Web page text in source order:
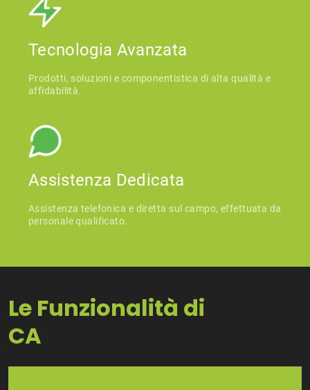
Tecnologia Avanzata
Prodotti, soluzioni e componentistica di alta qualità e
affidabilità.
Assistenza Dedicata
Assistenza telefonica e diretta sul campo, effettuata da
personale qualificato.
Le Funzionalità di
​​​​​​​CA